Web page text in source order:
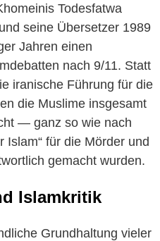
Todesfatwa
seine Übersetzer 1989
Jahren einen
nach 9/11. Statt
iranische Führung für die
die Muslime insgesamt
— ganz so wie nach
Islam“ für die Mörder und
gemacht wurden.
Islamkritik
Grundhaltung vieler